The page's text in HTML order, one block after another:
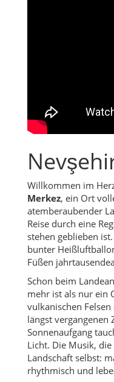
Willkommen im
Merkez, ein Ort
atemberaubender
Reise durch eine
stehen geblieben
bunter
Füßen
Schon beim
mehr ist als nur ein
vulkanischen
längst vergangenen
Sonnenaufgang
Licht. Die Musik,
Landschaft selbst:
rhythmisch und